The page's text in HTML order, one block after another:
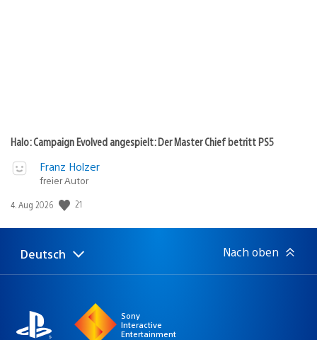
Halo: Campaign Evolved angespielt: Der Master Chief betritt PS5
Franz Holzer
freier Autor
Veröffentlichungsdatum:
4. Aug 2026 21
Select
a
Aktuelle
Region:
Deutsch Nach oben
Sony
Interactive
Entertainment